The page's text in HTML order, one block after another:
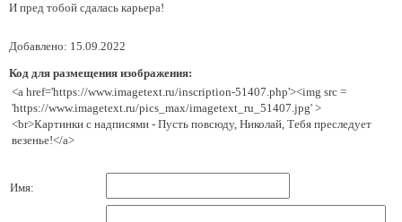
И пред тобой сдалась карьера!
Добавлено: 15.09.2022
Код для размещения изображения:
<a href='https://www.imagetext.ru/inscription-51407.php'><img src =
'https://www.imagetext.ru/pics_max/imagetext_ru_51407.jpg' >
<br>Картинки с надписями - Пусть повсюду, Николай, Тебя преследует
везенье!</a>
Имя: